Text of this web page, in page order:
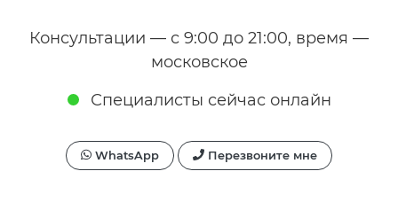
Консультации — с 9:00 до 21:00, время —
московское
Специалисты сейчас онлайн
WhatsApp Перезвоните мне